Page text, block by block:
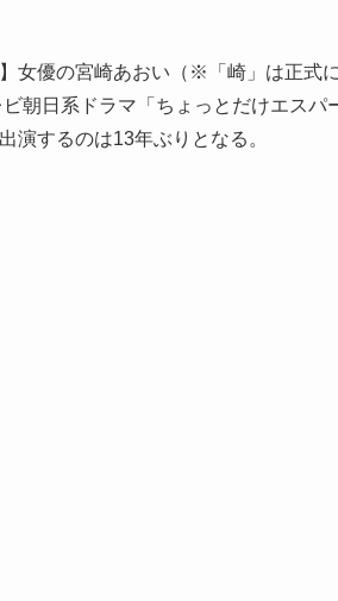
女優の宮崎あおい（※「崎」は正式
朝日系ドラマ「ちょっとだけエスパ
演するのは13年ぶりとなる。